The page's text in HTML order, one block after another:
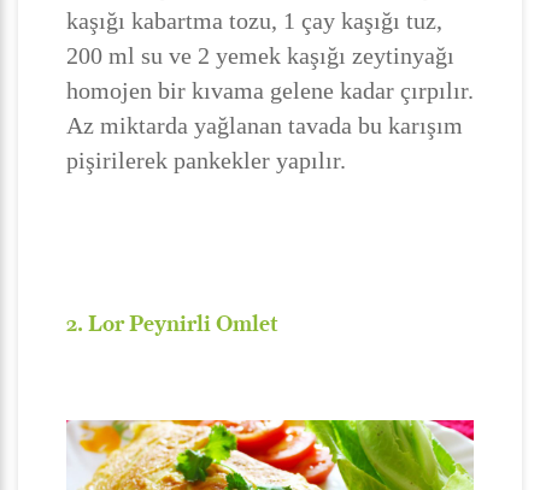
kaşığı kabartma tozu, 1 çay kaşığı tuz,
200 ml su ve 2 yemek kaşığı zeytinyağı
homojen bir kıvama gelene kadar çırpılır.
Az miktarda yağlanan tavada bu karışım
pişirilerek pankekler yapılır.
2. Lor Peynirli Omlet